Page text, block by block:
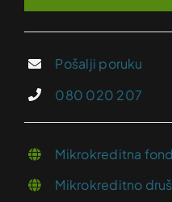
Pošalji poruku
080 020 207
Mikrokreditna
Mikrokreditno